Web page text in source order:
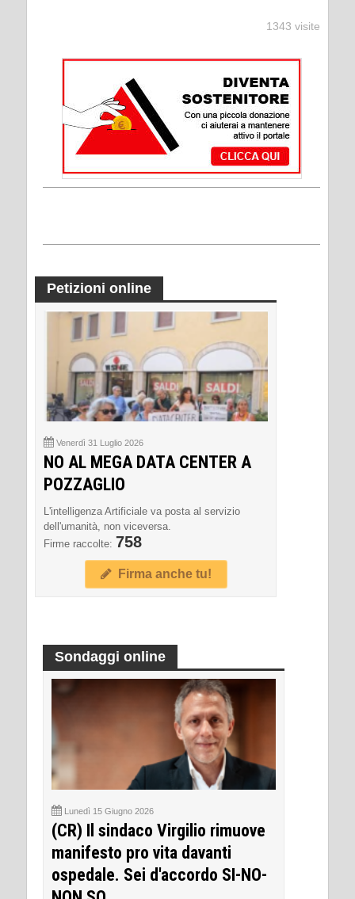
1343 visite
Petizioni online
Venerdì 31 Luglio 2026
NO AL MEGA DATA CENTER A
POZZAGLIO
L'intelligenza Artificiale va posta al servizio
dell'umanità, non viceversa.
Firme raccolte: 758
Firma anche tu!
Sondaggi online
Lunedì 15 Giugno 2026
(CR) Il sindaco Virgilio rimuove
manifesto pro vita davanti
ospedale. Sei d'accordo SI-NO-